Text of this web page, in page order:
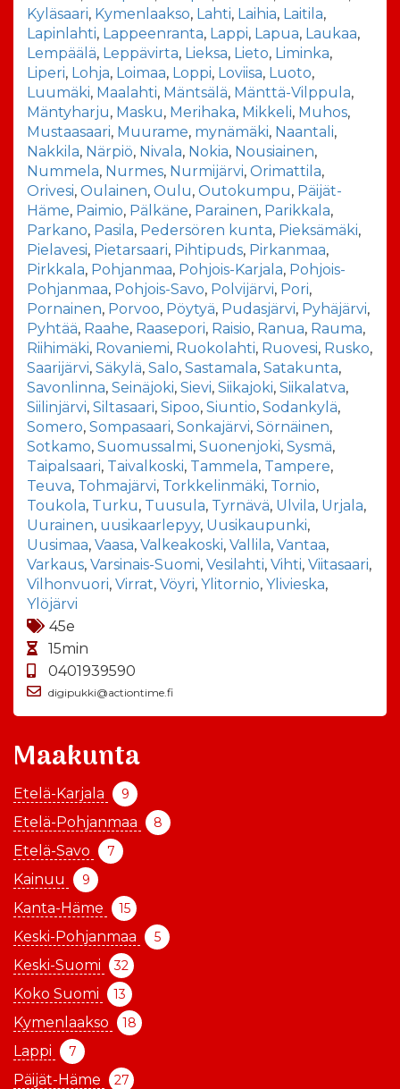
Kyläsaari, Kymenlaakso, Lahti, Laihia, Laitila,
Lapinlahti, Lappeenranta, Lappi, Lapua, Laukaa,
Lempäälä, Leppävirta, Lieksa, Lieto, Liminka,
Liperi, Lohja, Loimaa, Loppi, Loviisa, Luoto,
Luumäki, Maalahti, Mäntsälä, Mänttä-Vilppula,
Mäntyharju, Masku, Merihaka, Mikkeli, Muhos,
Mustaasaari, Muurame, mynämäki, Naantali,
Nakkila, Närpiö, Nivala, Nokia, Nousiainen,
Nummela, Nurmes, Nurmijärvi, Orimattila,
Orivesi, Oulainen, Oulu, Outokumpu, Päijät-
Häme, Paimio, Pälkäne, Parainen, Parikkala,
Parkano, Pasila, Pedersören kunta, Pieksämäki,
Pielavesi, Pietarsaari, Pihtipuds, Pirkanmaa,
Pirkkala, Pohjanmaa, Pohjois-Karjala, Pohjois-
Pohjanmaa, Pohjois-Savo, Polvijärvi, Pori,
Pornainen, Porvoo, Pöytyä, Pudasjärvi, Pyhäjärvi,
Pyhtää, Raahe, Raasepori, Raisio, Ranua, Rauma,
Riihimäki, Rovaniemi, Ruokolahti, Ruovesi, Rusko,
Saarijärvi, Säkylä, Salo, Sastamala, Satakunta,
Savonlinna, Seinäjoki, Sievi, Siikajoki, Siikalatva,
Siilinjärvi, Siltasaari, Sipoo, Siuntio, Sodankylä,
Somero, Sompasaari, Sonkajärvi, Sörnäinen,
Sotkamo, Suomussalmi, Suonenjoki, Sysmä,
Taipalsaari, Taivalkoski, Tammela, Tampere,
Teuva, Tohmajärvi, Torkkelinmäki, Tornio,
Toukola, Turku, Tuusula, Tyrnävä, Ulvila, Urjala,
Uurainen, uusikaarlepyy, Uusikaupunki,
Uusimaa, Vaasa, Valkeakoski, Vallila, Vantaa,
Varkaus, Varsinais-Suomi, Vesilahti, Vihti, Viitasaari,
Vilhonvuori, Virrat, Vöyri, Ylitornio, Ylivieska,
Ylöjärvi
45e
15min
0401939590
digipukki@actiontime.fi
Maakunta
Etelä-Karjala 9
Etelä-Pohjanmaa 8
Etelä-Savo 7
Kainuu 9
Kanta-Häme 15
Keski-Pohjanmaa 5
Keski-Suomi 32
Koko Suomi 13
Kymenlaakso 18
Lappi 7
Päijät-Häme 27